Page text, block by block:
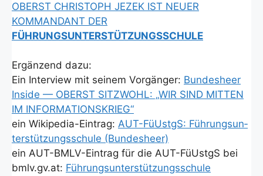
OBERST CHRISTOPH JEZEK IST NEUER
KOMMANDANT DER
FÜHRUNGSUNTERSTÜTZUNGSSCHULE
Ergän­zend dazu:
Ein Inter­view mit sei­nem Vor­gän­ger: Bun­des­heer
Insi­de — OBERST SITZWOHL: „WIR SIND MITTEN
IM INFORMATIONSKRIEG“
ein Wiki­pe­dia-Ein­trag: AUT-FüUstgS: Füh­rungs­un­
ter­stüt­zungs­schu­le (Bun­des­heer)
ein AUT-BMLV-Ein­trag für die AUT-FüUstgS bei
bmlv.gv.at: Füh­rungs­un­ter­stüt­zungs­schu­le